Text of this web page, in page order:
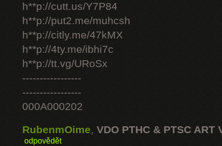
h**p://cutt.us/Y7P84
h**p://put2.me/muhcsh
h**p://citly.me/47kMX
h**p://4ty.me/ibhi7c
h**p://tt.vg/URoSx
-----------------
-----------------
000A000202
RubenmOime, VDO PTHC & PTSC ART
odpovědět